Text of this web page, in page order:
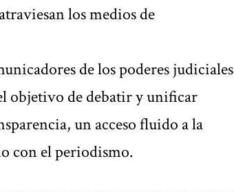
los medios de
de los poderes judiciales
objetivo de debatir y unificar
un acceso fluido a la
con el periodismo.